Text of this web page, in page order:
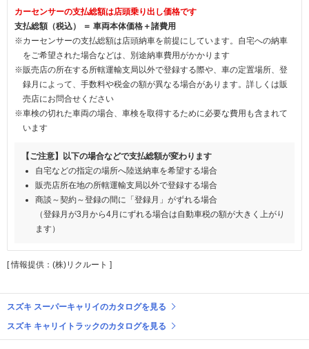
カーセンサーの支払総額は店頭乗り出し価格です
支払総額（税込） ＝ 車両本体価格＋諸費用
※カーセンサーの支払総額は店頭納車を前提にしています。自宅への納車
をご希望された場合などは、別途納車費用がかかります
※販売店の所在する所轄運輸支局以外で登録する際や、車の定置場所、登
録月によって、手数料や税金の額が異なる場合があります。詳しくは販
売店にお問合せください
※車検の切れた車両の場合、車検を取得するために必要な費用も含まれて
います
【ご注意】以下の場合などで支払総額が変わります
自宅などの指定の場所へ陸送納車を希望する場合
販売店所在地の所轄運輸支局以外で登録する場合
商談～契約～登録の間に「登録月」がずれる場合
（登録月が3月から4月にずれる場合は自動車税の額が大きく上がり
ます）
[ 情報提供：(株)リクルート ]
スズキ スーパーキャリイのカタログを見る
スズキ キャリイトラックのカタログを見る